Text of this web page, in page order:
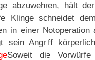
abzuwehren, hält
Klinge schneidet
in einer Notoperation
sein Angriff
Soweit die